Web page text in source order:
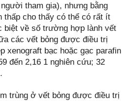
tham gia), nhưng bằng
thấp cho thấy có thể có rất ít
biệt về số trường hợp lành vết
các vết bỏng được điều trị
xenograft bạc hoặc gạc parafin
đến 2,16 1 nghiên cứu; 32
trùng ở vết bỏng được điều trị